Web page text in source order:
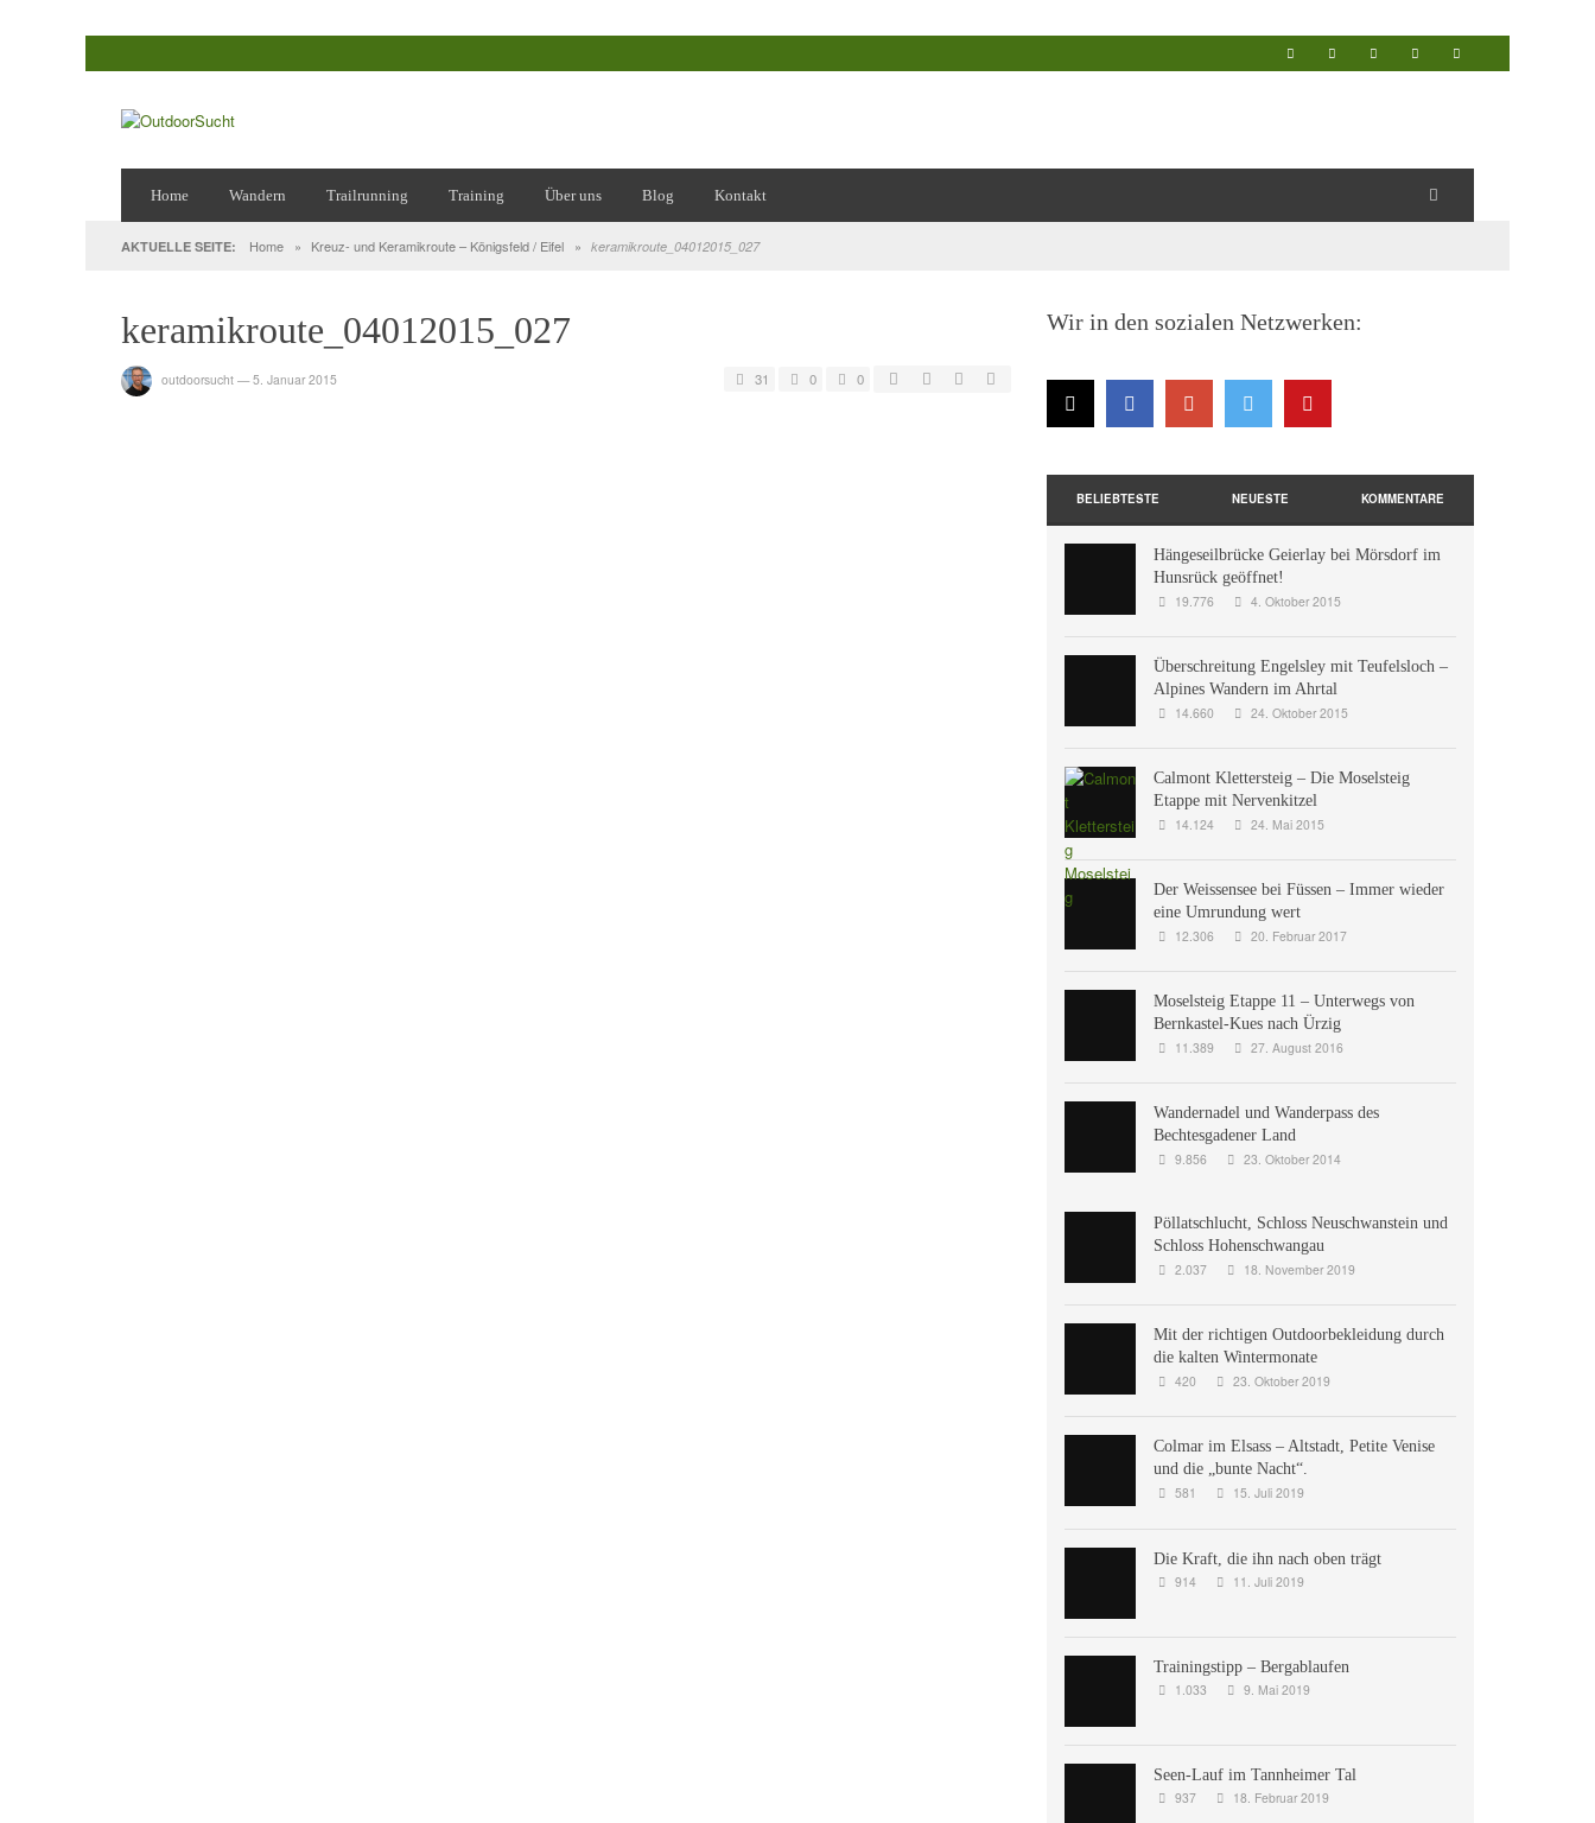
Home Wandern Trailrunning Training Über uns Blog Kontakt
AKTUELLE SEITE: Home » Kreuz- und Keramikroute – Königsfeld / Eifel » keramikroute_04012015_027
keramikroute_04012015_027
outdoorsucht — 5. Januar 2015 31 0 0
Wir in den sozialen Netzwerken:
BELIEBTESTE NEUESTE KOMMENTARE
Hängeseilbrücke Geierlay bei Mörsdorf im
Hunsrück geöffnet!
19.776 4. Oktober 2015
Überschreitung Engelsley mit Teufelsloch –
Alpines Wandern im Ahrtal
14.660 24. Oktober 2015
Calmont Klettersteig – Die Moselsteig
Etappe mit Nervenkitzel
14.124 24. Mai 2015
Der Weissensee bei Füssen – Immer wieder
eine Umrundung wert
12.306 20. Februar 2017
Moselsteig Etappe 11 – Unterwegs von
Bernkastel-Kues nach Ürzig
11.389 27. August 2016
Wandernadel und Wanderpass des
Bechtesgadener Land
9.856 23. Oktober 2014
Pöllatschlucht, Schloss Neuschwanstein und
Schloss Hohenschwangau
2.037 18. November 2019
Mit der richtigen Outdoorbekleidung durch
die kalten Wintermonate
420 23. Oktober 2019
Colmar im Elsass – Altstadt, Petite Venise
und die „bunte Nacht“.
581 15. Juli 2019
Die Kraft, die ihn nach oben trägt
914 11. Juli 2019
Trainingstipp – Bergablaufen
1.033 9. Mai 2019
Seen-Lauf im Tannheimer Tal
937 18. Februar 2019